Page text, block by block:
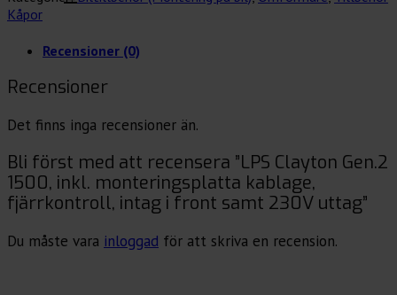
fjärrkontroll,
samt
uttag
Kåpor
Recensioner (0)
Recensioner
Det finns inga recensioner än.
Bli först med att recensera ”LPS Clayton Gen.2
1500, inkl. monteringsplatta kablage,
fjärrkontroll, intag i front samt 230V uttag”
Du måste vara inloggad för att skriva en recension.